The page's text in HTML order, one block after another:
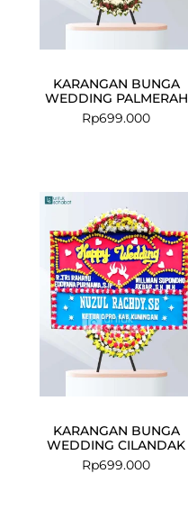
KARANGAN BUNGA
WEDDING PALMERAH
Rp699.000
KARANGAN BUNGA
WEDDING CILANDAK
Rp699.000